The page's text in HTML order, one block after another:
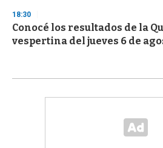
18:30
Conocé los resultados de la
vespertina del jueves 6 de